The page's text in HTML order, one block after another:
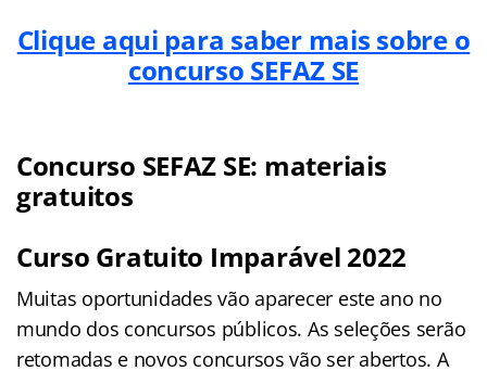
Clique aqui para saber mais sobre o
concurso SEFAZ SE
Concurso SEFAZ SE: materiais
gratuitos
Curso Gratuito Imparável 2022
Muitas oportunidades vão aparecer este ano no
mundo dos concursos públicos. As seleções serão
retomadas e novos concursos vão ser abertos. A